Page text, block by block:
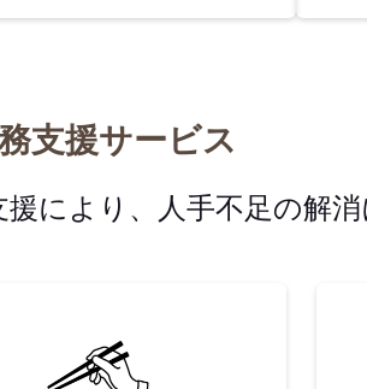
支援サービス
により、人手不足の解